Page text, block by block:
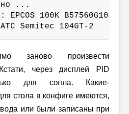
...
100K B57560G104F
Semitec 104GT-2      #
заново произвести
через дисплей PID
для сопла. Какие-
стола в конфиге имеются,
или были записаны при